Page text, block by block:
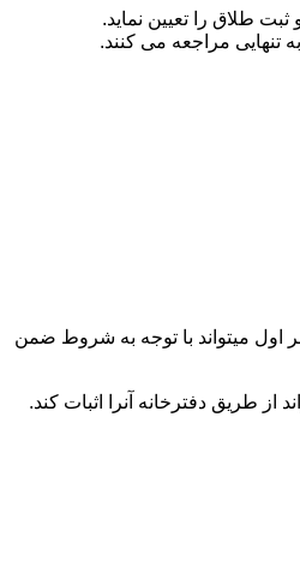
طلاق را تعیین نماید.
تنهایی مراجعه می کنند.
اول میتواند با توجه به شروط ضمن
از طریق دفترخانه آنرا اثبات کند.